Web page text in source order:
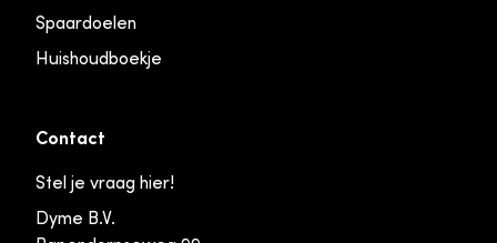
Spaardoelen
Huishoudboekje
Contact
Stel je vraag hier!
Dyme B.V.